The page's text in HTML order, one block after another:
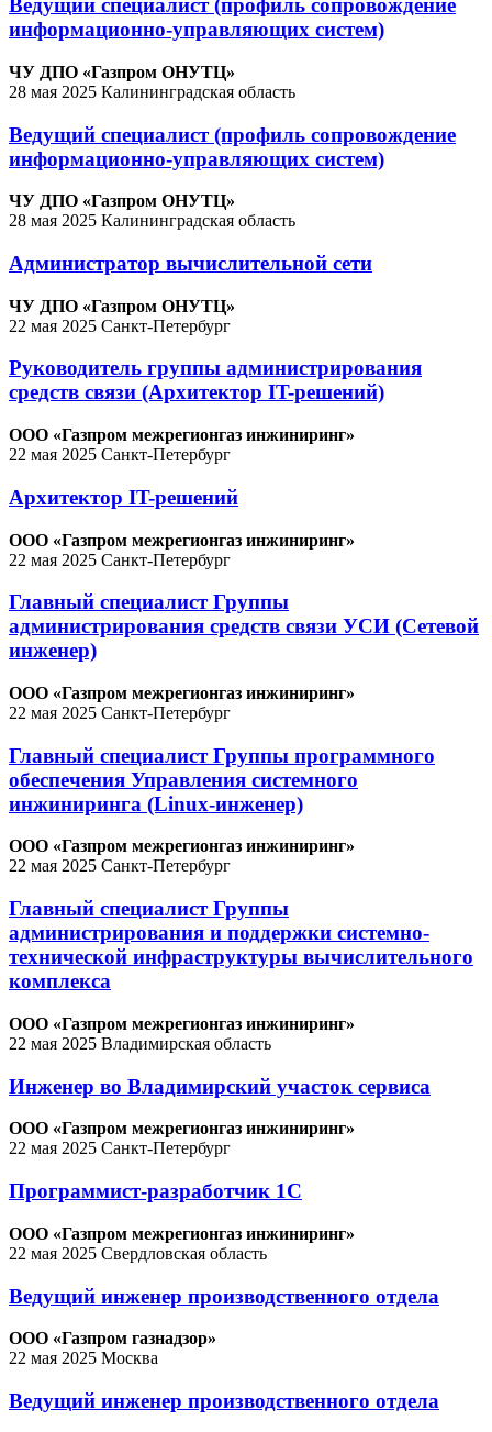
Ведущий специалист (профиль сопровождение
информационно-управляющих систем)
ЧУ ДПО «Газпром ОНУТЦ»
28 мая 2025 Калининградская область
Ведущий специалист (профиль сопровождение
информационно-управляющих систем)
ЧУ ДПО «Газпром ОНУТЦ»
28 мая 2025 Калининградская область
Администратор вычислительной сети
ЧУ ДПО «Газпром ОНУТЦ»
22 мая 2025 Санкт-Петербург
Руководитель группы администрирования
средств связи (Архитектор IT-решений)
ООО «Газпром межрегионгаз инжиниринг»
22 мая 2025 Санкт-Петербург
Архитектор IT-решений
ООО «Газпром межрегионгаз инжиниринг»
22 мая 2025 Санкт-Петербург
Главный специалист Группы
администрирования средств связи УСИ (Сетевой
инженер)
ООО «Газпром межрегионгаз инжиниринг»
22 мая 2025 Санкт-Петербург
Главный специалист Группы программного
обеспечения Управления системного
инжиниринга (Linux-инженер)
ООО «Газпром межрегионгаз инжиниринг»
22 мая 2025 Санкт-Петербург
Главный специалист Группы
администрирования и поддержки системно-
технической инфраструктуры вычислительного
комплекса
ООО «Газпром межрегионгаз инжиниринг»
22 мая 2025 Владимирская область
Инженер во Владимирский участок сервиса
ООО «Газпром межрегионгаз инжиниринг»
22 мая 2025 Санкт-Петербург
Программист-разработчик 1С
ООО «Газпром межрегионгаз инжиниринг»
22 мая 2025 Свердловская область
Ведущий инженер производственного отдела
ООО «Газпром газнадзор»
22 мая 2025 Москва
Ведущий инженер производственного отдела